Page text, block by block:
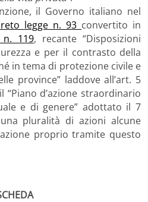
il Governo italiano nel
legge n. 93 convertito in
119, recante “Disposizioni
e per il contrasto della
in tema di protezione civile e
province” laddove all’art. 5
d’azione straordinario
e di genere” adottato il 7
pluralità di azioni alcune
proprio tramite questo